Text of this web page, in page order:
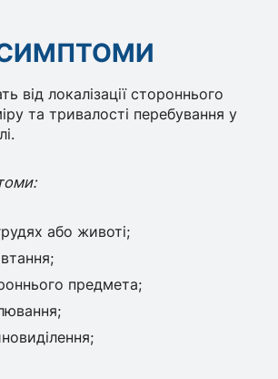
від локалізації стороннього
та тривалості перебування у
або животі;
предмета;